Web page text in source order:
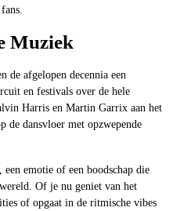
Muziek
de afgelopen decennia een
en festivals over de hele
Harris en Martin Garrix aan het
de dansvloer met opzwepende
emotie of een boodschap die
Of je nu geniet van het
of opgaat in de ritmische vibes